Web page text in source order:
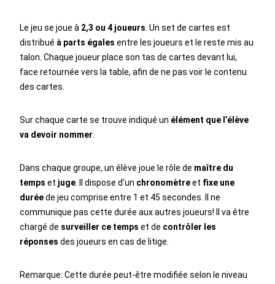
Le jeu se joue à 2,3 ou 4 joueurs . Un set de cartes est
distribué à parts égales entre les joueurs et le reste mis au
talon. Chaque joueur place son tas de cartes devant lui,
face retournée vers la table, afin de ne pas voir le contenu
des cartes.
Sur chaque carte se trouve indiqué un élément que l’élève
va devoir nommer
Dans chaque groupe, un élève joue le rôle de maître du
temps et juge. Il dispose d’un chronomètreet fixe une
duréede jeu comprise entre 1 et 45 secondes. Il ne
communique pas cette durée aux autres joueurs! Il va être
chargé de surveiller ce temps et de contrôler les
réponses des joueurs en cas de litige.
Remarque: Cette durée peut-être modifiée selon le niveau